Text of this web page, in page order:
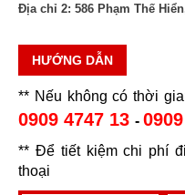
Địa chỉ 2: 586 Phạm Thế
HƯỚNG DẪN
** Nếu không có thời
0909 4747 13 -
** Để tiết kiệm chi phí
thoại